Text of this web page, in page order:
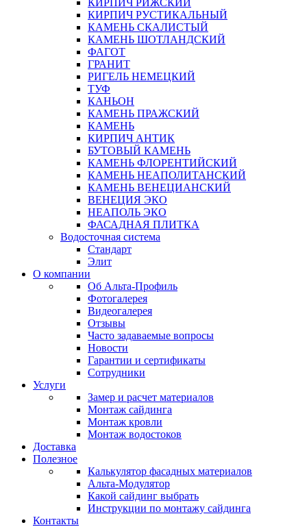
КИРПИЧ РИЖСКИЙ
КИРПИЧ РУСТИКАЛЬНЫЙ
КАМЕНЬ СКАЛИСТЫЙ
КАМЕНЬ ШОТЛАНДСКИЙ
ФАГОТ
ГРАНИТ
РИГЕЛЬ НЕМЕЦКИЙ
ТУФ
КАНЬОН
КАМЕНЬ ПРАЖСКИЙ
КАМЕНЬ
КИРПИЧ АНТИК
БУТОВЫЙ КАМЕНЬ
КАМЕНЬ ФЛОРЕНТИЙСКИЙ
КАМЕНЬ НЕАПОЛИТАНСКИЙ
КАМЕНЬ ВЕНЕЦИАНСКИЙ
ВЕНЕЦИЯ ЭКО
НЕАПОЛЬ ЭКО
ФАСАДНАЯ ПЛИТКА
Водосточная система
Стандарт
Элит
О компании
Об Альта-Профиль
Фотогалерея
Видеогалерея
Отзывы
Часто задаваемые вопросы
Новости
Гарантии и сертификаты
Сотрудники
Услуги
Замер и расчет материалов
Монтаж сайдинга
Монтаж кровли
Монтаж водостоков
Доставка
Полезное
Калькулятор фасадных материалов
Альта-Модулятор
Какой сайдинг выбрать
Инструкции по монтажу сайдинга
Контакты